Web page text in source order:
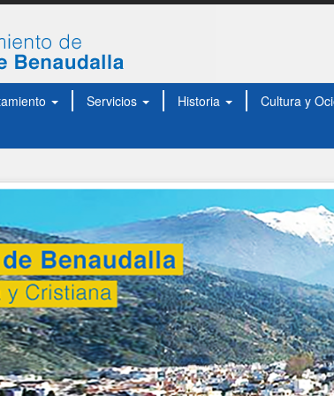
Servicios Historia Cultura y